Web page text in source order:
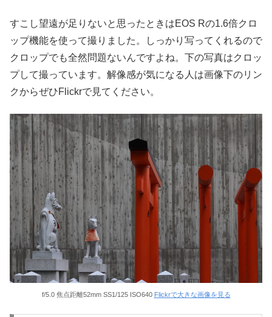
すこし望遠が足りないと思ったときはEOS Rの1.6倍クロ
ップ機能を使って撮りました。しっかり写ってくれるので
クロップでも全然問題ないんですよね。下の写真はクロッ
プして撮っています。解像感が気になる人は画像下のリン
クからぜひFlickrで見てください。
f/5.0 焦点距離52mm SS1/125 ISO640 Flickrで大きな画像を見る